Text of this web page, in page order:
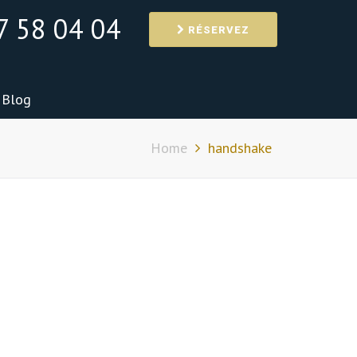
58 04 04 RÉSERVEZ
Blog
Home handshake